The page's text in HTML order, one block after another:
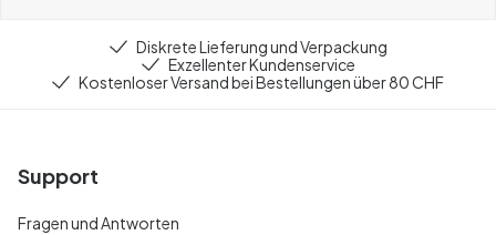
Diskrete Lieferung und Verpackung
Exzellenter Kundenservice
Kostenloser Versand bei Bestellungen über 80 CHF
Support
Fragen und Antworten